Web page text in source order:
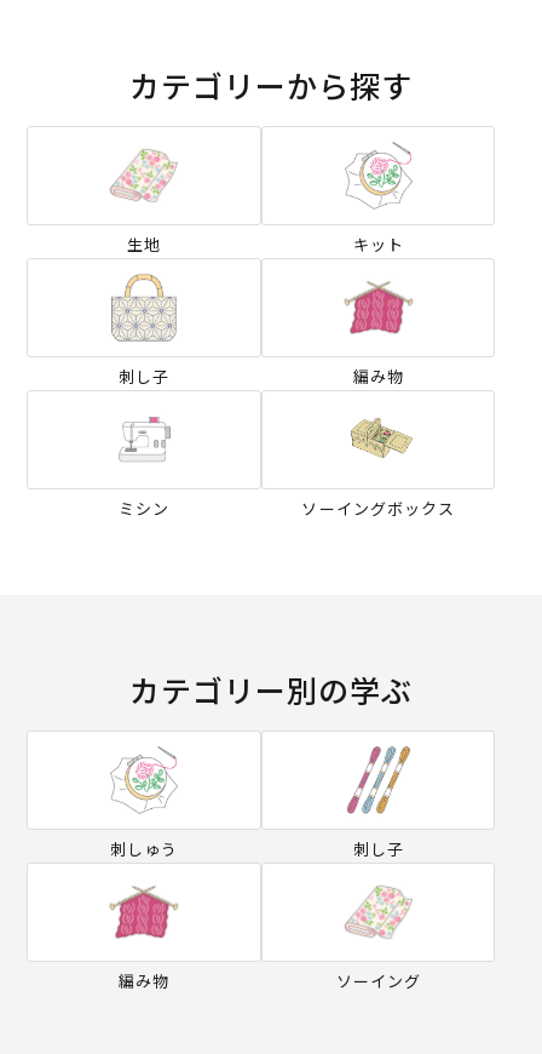
カテゴリーから探す
生地 キット
刺し子 編み物
ミシン ソーイングボックス
カテゴリー別の学ぶ
刺しゅう 刺し子
編み物 ソーイング